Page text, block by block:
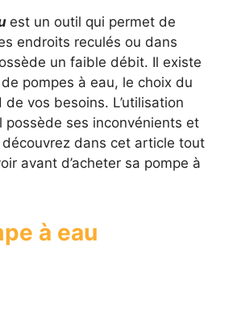
est un outil qui permet de
endroits reculés ou dans
un faible débit. Il existe
pompes à eau, le choix du
vos besoins. L’utilisation
possède ses inconvénients et
dans cet article tout
avant d’acheter sa pompe à
à eau